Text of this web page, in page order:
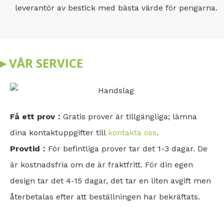
leverantör av bestick med bästa värde för pengarna.
▸ VÅR SERVICE
Få ett prov： Gratis prover är tillgängliga; lämna
dina kontaktuppgifter till kontakta oss.
Provtid： För befintliga prover tar det 1-3 dagar. De
är kostnadsfria om de är fraktfritt. För din egen
design tar det 4-15 dagar, det tar en liten avgift men
återbetalas efter att beställningen har bekräftats.